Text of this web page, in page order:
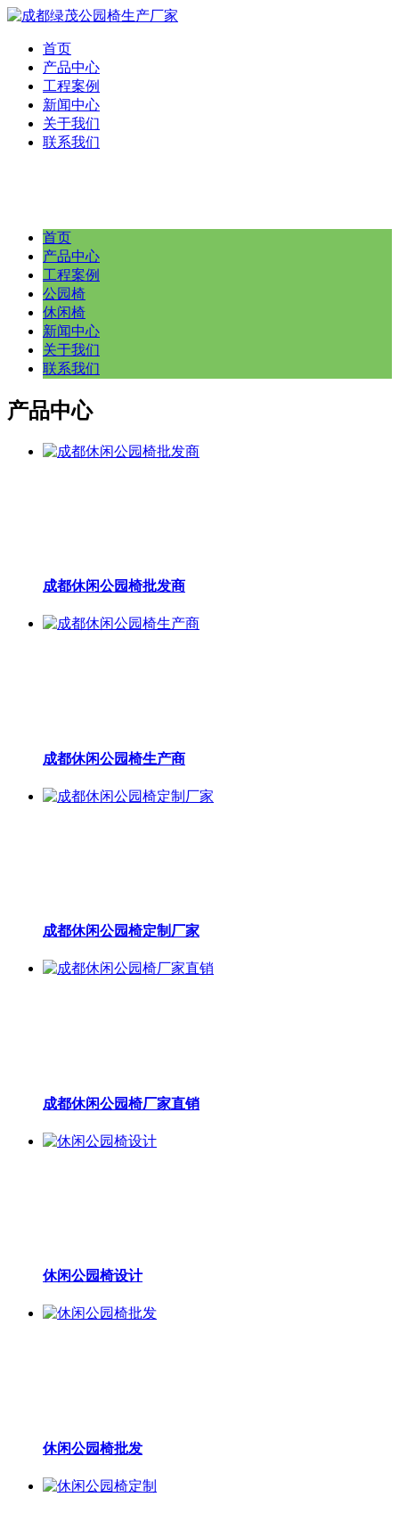
首页
产品中心
工程案例
新闻中心
关于我们
联系我们
首页
产品中心
工程案例
公园椅
休闲椅
新闻中心
关于我们
联系我们
产品中心
成都休闲公园椅批发商
成都休闲公园椅生产商
成都休闲公园椅定制厂家
成都休闲公园椅厂家直销
休闲公园椅设计
休闲公园椅批发